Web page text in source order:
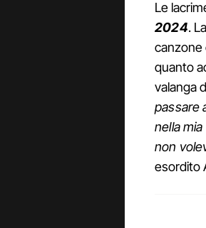
Le
2024.
canzone
quanto
valanga
passare
nella
non
esordito